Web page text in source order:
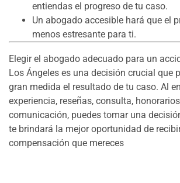
entiendas el progreso de tu caso.
Un abogado accesible hará que el
menos estresante para ti.
Elegir el abogado adecuado para un
Los Ángeles es una decisión crucial que
gran medida el resultado de tu caso. Al
experiencia, reseñas, consulta,
comunicación, puedes tomar una
te brindará la mejor oportunidad de
compensación que mereces